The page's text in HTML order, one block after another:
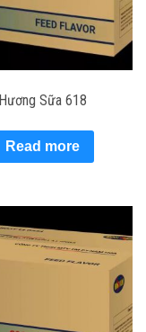
Hương Sữa 618
Read more